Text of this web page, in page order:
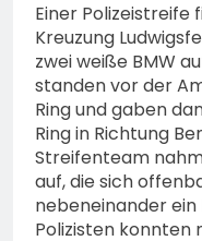
Einer Polizeistreife
Kreuzung
zwei weiße BMW
standen vor der
Ring und gaben
Ring in Richtung
Streifenteam
auf, die sich
nebeneinander ein
Polizisten konnten